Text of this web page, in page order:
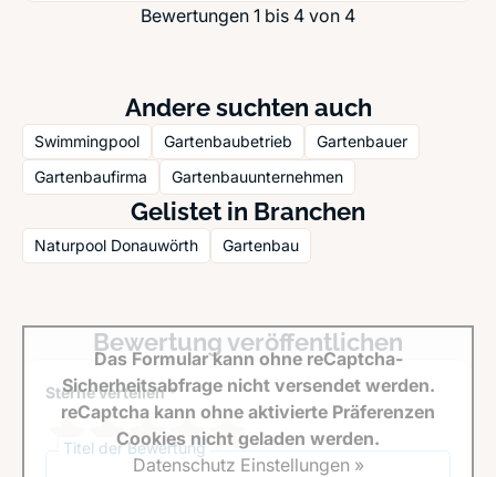
Bewertungen 1 bis 4 von 4
Andere suchten auch
Swimmingpool Gartenbaubetrieb
Gartenbauer
Gartenbaufirma
Gartenbauunternehmen
Gelistet in Branchen
Naturpool Donauwörth Gartenbau
Bewertung veröffentlichen
Sterne verteilen *
Titel der Bewertung
Das Formular kann ohne reCaptcha-
Sicherheitsabfrage nicht versendet werden.
reCaptcha kann ohne aktivierte Präferenzen
Cookies nicht geladen werden.
Datenschutz Einstellungen »